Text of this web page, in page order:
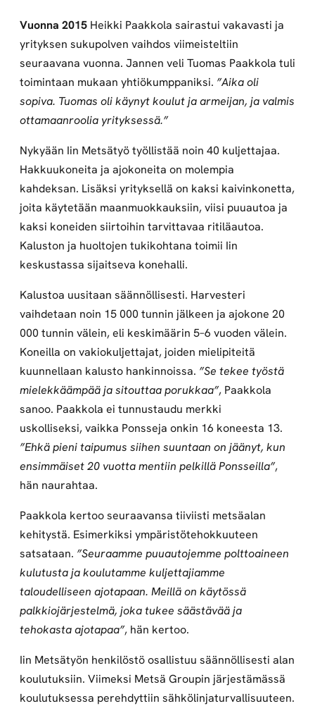
Vuonna 2015 Heikki Paakkola sairastui vakavasti ja
yrityksen sukupolven vaihdos viimeisteltiin
seuraavana vuonna. Jannen veli Tuomas Paakkola tuli
toimintaan mukaan yhtiökumppaniksi. ”Aika oli
sopiva. Tuomas oli käynyt koulut ja armeijan, ja valmis
ottamaanroolia yrityksessä.”
Nykyään Iin Metsätyö työllistää noin 40 kuljettajaa.
Hakkuukoneita ja ajokoneita on molempia
kahdeksan. Lisäksi yrityksellä on kaksi kaivinkonetta,
joita käytetään maanmuokkauksiin, viisi puuautoa ja
kaksi koneiden siirtoihin tarvittavaa ritiläautoa.
Kaluston ja huoltojen tukikohtana toimii Iin
keskustassa sijaitseva konehalli.
Kalustoa uusitaan säännöllisesti. Harvesteri
vaihdetaan noin 15 000 tunnin jälkeen ja ajokone 20
000 tunnin välein, eli keskimäärin 5–6 vuoden välein.
Koneilla on vakiokuljettajat, joiden mielipiteitä
kuunnellaan kalusto hankinnoissa. ”Se tekee työstä
mielekkäämpää ja sitouttaa porukkaa”, Paakkola
sanoo. Paakkola ei tunnustaudu merkki
uskolliseksi, vaikka Ponsseja onkin 16 koneesta 13.
”Ehkä pieni taipumus siihen suuntaan on jäänyt, kun
ensimmäiset 20 vuotta mentiin pelkillä Ponsseilla”,
hän naurahtaa.
Paakkola kertoo seuraavansa tiiviisti metsäalan
kehitystä. Esimerkiksi ympäristötehokkuuteen
satsataan. ”Seuraamme puuautojemme polttoaineen
kulutusta ja koulutamme kuljettajiamme
taloudelliseen ajotapaan. Meillä on käytössä
palkkiojärjestelmä, joka tukee säästävää ja
tehokasta ajotapaa”, hän kertoo.
Iin Metsätyön henkilöstö osallistuu säännöllisesti alan
koulutuksiin. Viimeksi Metsä Groupin järjestämässä
koulutuksessa perehdyttiin sähkölinjaturvallisuuteen.